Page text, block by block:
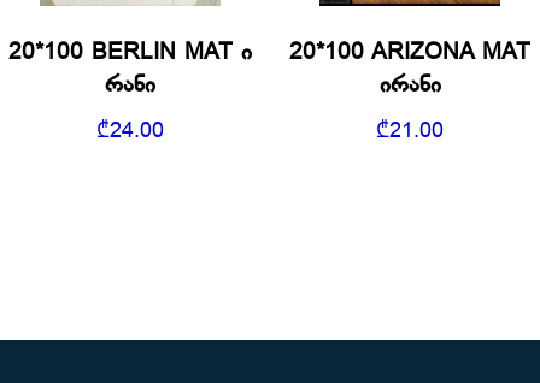
20*100 BERLIN MAT ი
რანი
₾24.00
20*100 ARIZONA MAT
ირანი
₾21.00